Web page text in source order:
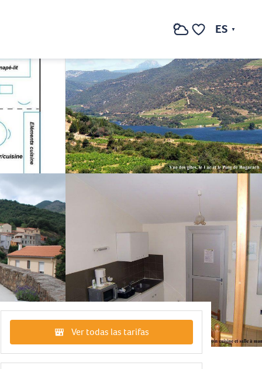
Buscar ES
Ver fotos (10)
Ver todas las tarifas